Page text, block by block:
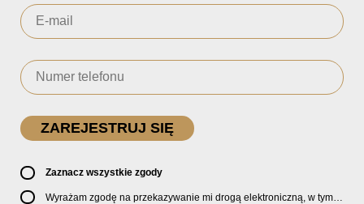
Zaznacz wszystkie zgody
Wyrażam zgodę na przekazywanie mi drogą elektroniczną, w tym